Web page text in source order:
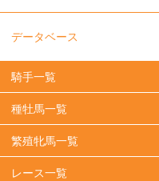
データベース
騎手一覧
種牡馬一覧
繁殖牝馬一覧
レース一覧